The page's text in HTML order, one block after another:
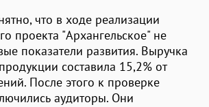
что в ходе реализации
проекта "Архангельское" не
показатели развития. Выручка
составила 15,2% от
После этого к проверке
аудиторы. Они